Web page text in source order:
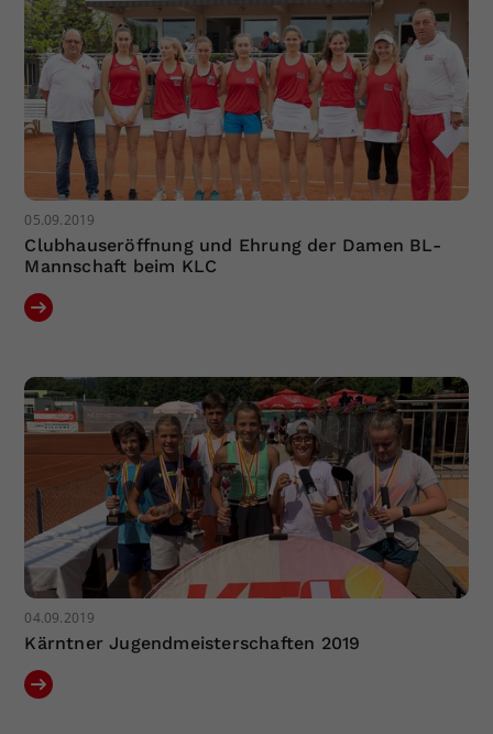
05.09.2019
Clubhauseröffnung und Ehrung der Damen BL-
Mannschaft beim KLC
04.09.2019
Kärntner Jugendmeisterschaften 2019